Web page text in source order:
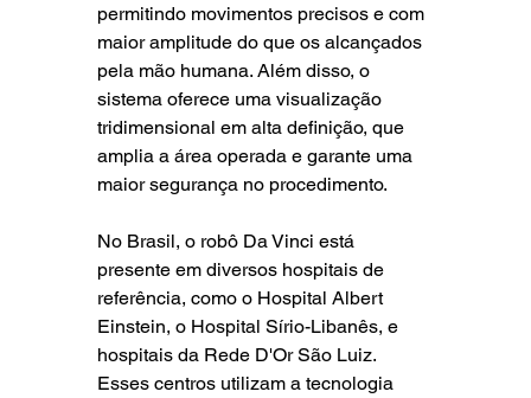
permitindo movimentos precisos e com
maior amplitude do que os alcançados
pela mão humana. Além disso, o
sistema oferece uma visualização
tridimensional em alta definição, que
amplia a área operada e garante uma
maior segurança no procedimento.
No Brasil, o robô Da Vinci está
presente em diversos hospitais de
referência, como o Hospital Albert
Einstein, o Hospital Sírio-Libanês, e
hospitais da Rede D'Or São Luiz.
Esses centros utilizam a tecnologia